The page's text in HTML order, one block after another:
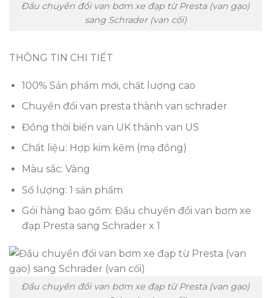
Đầu chuyển đổi van bơm xe đạp từ Presta (van gạo)
sang Schrader (van cối)
THÔNG TIN CHI TIẾT
100% Sản phẩm mới, chất lượng cao
Chuyển đổi van presta thành van schrader
Đồng thời biến van UK thành van US
Chất liệu: Hợp kim kẽm (mạ đồng)
Màu sắc: Vàng
Số lượng: 1 sản phẩm
Gói hàng bao gồm: Đầu chuyển đổi van bơm xe
đạp Presta sang Schrader x 1
Đầu chuyển đổi van bơm xe đạp từ Presta (van gạo)